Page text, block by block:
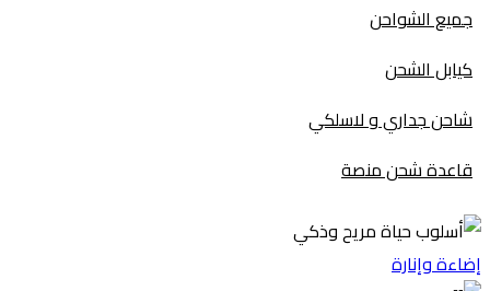
جميع الشواحن
كيابل الشحن
شاحن جداري و لاسلكي
قاعدة شحن منصة
إضاءة وإنارة